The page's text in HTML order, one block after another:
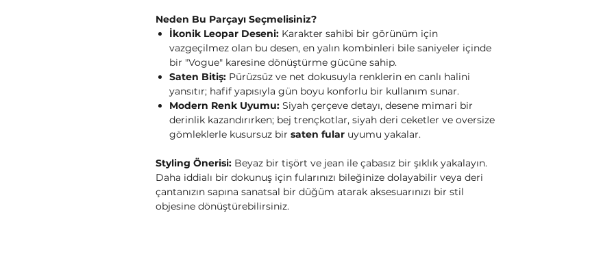
Neden Bu Parçayı Seçmelisiniz?
İkonik Leopar Deseni: Karakter sahibi bir görünüm için
vazgeçilmez olan bu desen, en yalın kombinleri bile saniyeler içinde
bir "Vogue" karesine dönüştürme gücüne sahip.
Saten Bitiş: Pürüzsüz ve net dokusuyla renklerin en canlı halini
yansıtır; hafif yapısıyla gün boyu konforlu bir kullanım sunar.
Modern Renk Uyumu: Siyah çerçeve detayı, desene mimari bir
derinlik kazandırırken; bej trençkotlar, siyah deri ceketler ve oversize
gömleklerle kusursuz bir saten fular uyumu yakalar.
Styling Önerisi: Beyaz bir tişört ve jean ile çabasız bir şıklık yakalayın.
Daha iddialı bir dokunuş için fularınızı bileğinize dolayabilir veya deri
çantanızın sapına sanatsal bir düğüm atarak aksesuarınızı bir stil
objesine dönüştürebilirsiniz.